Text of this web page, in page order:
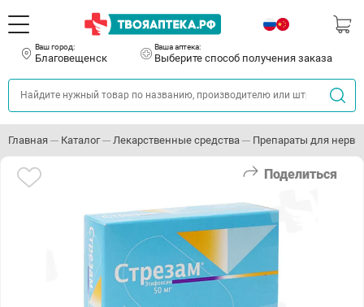
Ваш город:
Благовещенск
Ваша аптека:
Выберите способ получения заказа
Главная Каталог Лекарственные средства Препараты для
Поделиться